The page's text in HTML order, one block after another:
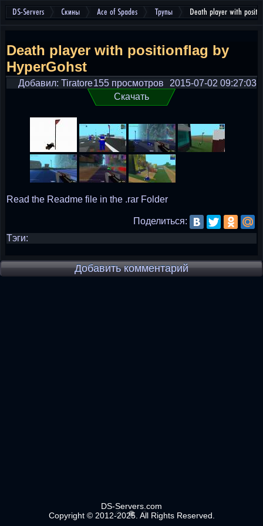
DS-Servers Скины Ace of Spades Трупы Death player with
Death player with positionflag by
HyperGohst
Добавил: Tiratore 2015-07-02 09:27:03
155 просмотров
Скачать
Read the Readme file in the .rar Folder
Поделиться:
Тэги:
Добавить комментарий
DS-Servers.com
Copyright © 2012-2025. All Rights Reserved.